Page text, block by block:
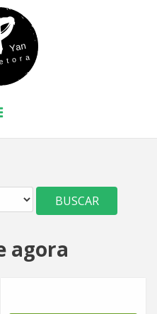
BUSCAR
agora